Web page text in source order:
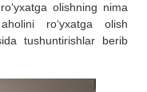
olishning nima
ro‘yxatga olish
tushuntirishlar berib